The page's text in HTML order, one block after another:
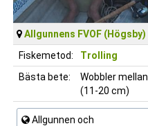
Allgunnens FVOF (Högsby)
Fiskemetod:
Trolling
Bästa bete:
Wobbler mellan
(11-20 cm)
Allgunnen och